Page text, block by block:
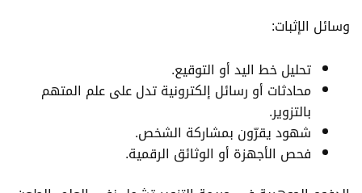
وسائل الإثبات:
تحليل خط اليد أو التوقيع.
محادثات أو رسائل إلكترونية تدل على علم المتهم
بالتزوير.
شهود يقرّون بمشاركة الشخص.
فحص الأجهزة أو الوثائق الرقمية.